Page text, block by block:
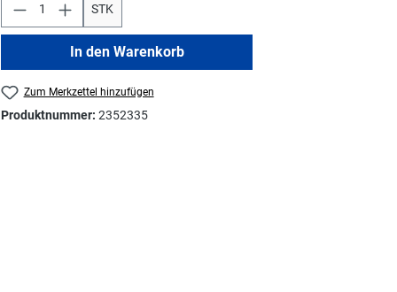
STK
In den Warenkorb
Zum Merkzettel hinzufügen
Produktnummer:2352335